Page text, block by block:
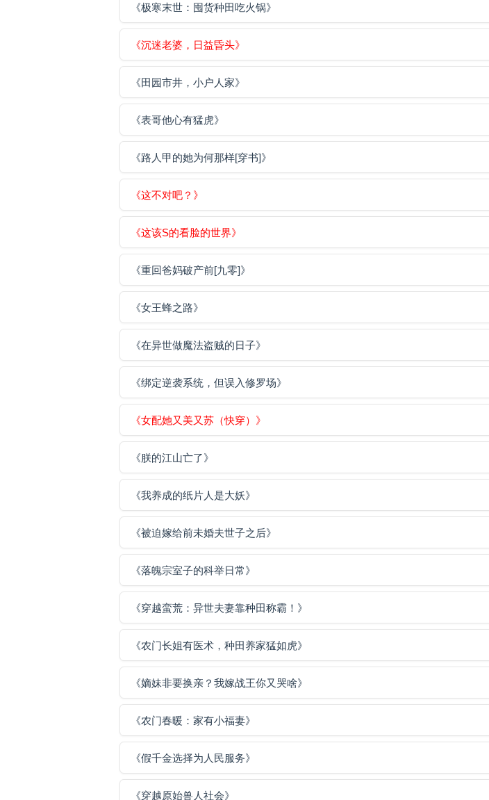
《极寒末世：囤货种田吃火锅》
《沉迷老婆，日益昏头》
《田园市井，小户人家》
《表哥他心有猛虎》
《路人甲的她为何那样[穿书]》
《这不对吧？》
《这该S的看脸的世界》
《重回爸妈破产前[九零]》
《女王蜂之路》
《在异世做魔法盗贼的日子》
《绑定逆袭系统，但误入修罗场》
《女配她又美又苏（快穿）》
《朕的江山亡了》
《我养成的纸片人是大妖》
《被迫嫁给前未婚夫世子之后》
《落魄宗室子的科举日常》
《穿越蛮荒：异世夫妻靠种田称霸！》
《农门长姐有医术，种田养家猛如虎》
《嫡妹非要换亲？我嫁战王你又哭啥》
《农门春暖：家有小福妻》
《假千金选择为人民服务》
《穿越原始兽人社会》